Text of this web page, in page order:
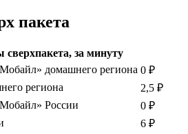
пакета
за минуту
домашнего региона 0 ₽
региона
2,5 ₽
России
0 ₽
6 ₽